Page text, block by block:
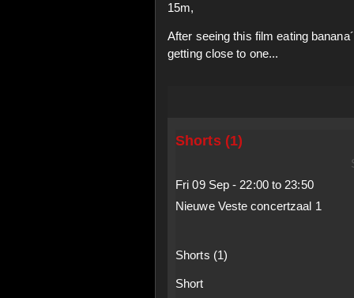
15m,
After seeing this film eating
getting close to one...
Shorts (1)
Fri 09 Sep - 22:00to 23:50
Nieuwe Veste concertzaal 1
Shorts (1)
Short